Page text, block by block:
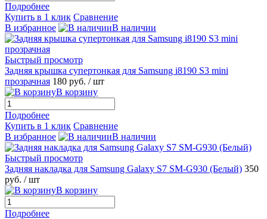
Подробнее
Купить в 1 клик Сравнение
В избранное
В наличии
Быстрый просмотр
Задняя крышка супертонкая для Samsung i8190 S3 mini
прозрачная 180 руб. / шт
В корзину
Подробнее
Купить в 1 клик Сравнение
В избранное
В наличии
Быстрый просмотр
Задняя накладка для Samsung Galaxy S7 SM-G930 (Белый) 350
руб. / шт
В корзину
Подробнее